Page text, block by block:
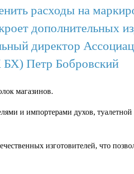
расходы на
дополнительных
директор
Петр Бобровский
магазинов.
и импортерами духов,
изготовителей, что